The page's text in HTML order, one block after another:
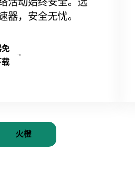
器，安全无忧。
火橙